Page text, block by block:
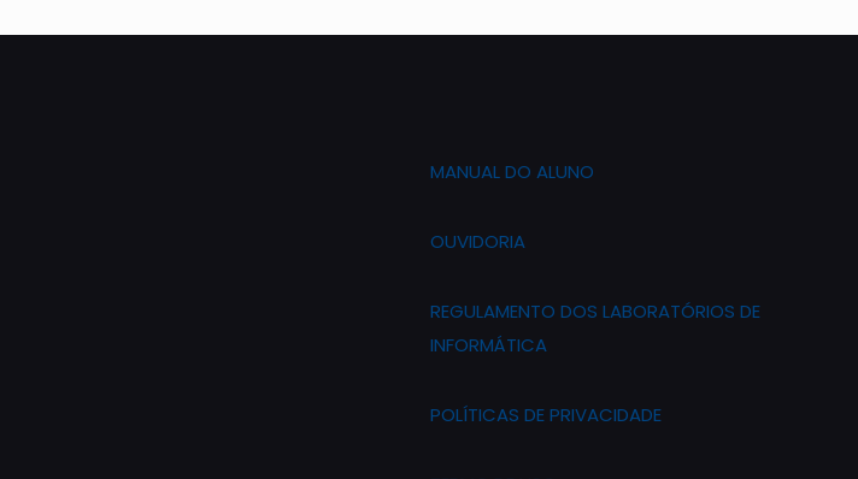
MANUAL DO ALUNO
OUVIDORIA
REGULAMENTO DOS LABORATÓRIOS DE
INFORMÁTICA
POLÍTICAS DE PRIVACIDADE